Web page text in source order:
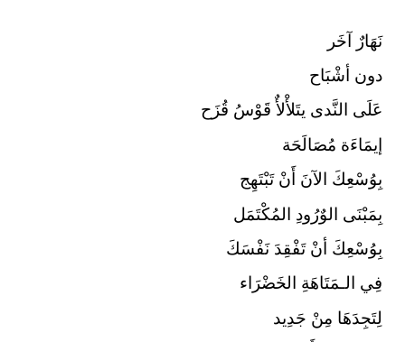
نَهَارٌ آخَر
دون أشْبَاح
عَلَى النَّدى يتَلأْلأٌ قَوْسُ قُزَح
إيمَاءَة مُصَالَحَة
بِوُسْعِكَ الآنَ أَنْ تَبْتَهِج
بِمَبْنَى الوٌرُودِ المُكْتَمَل
بِوُسْعِكَ أنْ تَفْقِدَ نَفْسَكَ
فِي الـمَتَاهَةِ الخَضْرَاء
لِتَجِدَهَا مِنْ جَدِيد